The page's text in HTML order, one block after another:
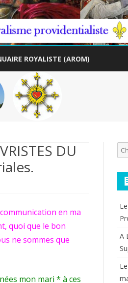
ROYALISTE (AROM)
DU
en ma
quoi que le bon
ne sommes que
mon mari * à ces
A